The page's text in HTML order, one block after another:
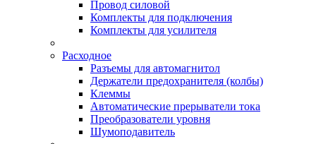
Провод силовой
Комплекты для подключения
Комплекты для усилителя
Расходное
Разъемы для автомагнитол
Держатели предохранителя (колбы)
Клеммы
Автоматические прерыватели тока
Преобразователи уровня
Шумоподавитель